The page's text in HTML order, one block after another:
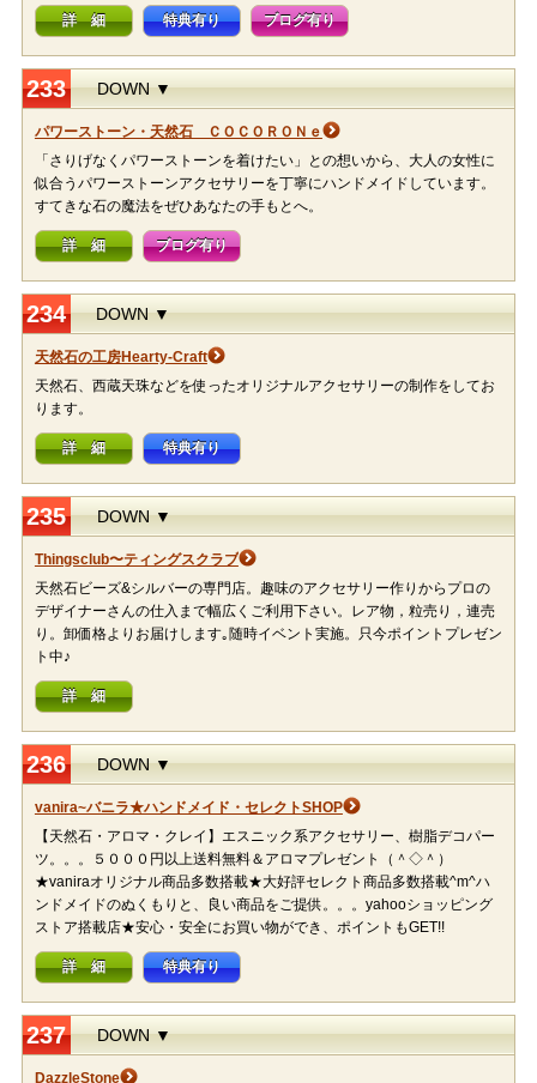
詳 細 特典有り ブログ有り
233 DOWN ▼
パワーストーン・天然石 ＣＯＣＯＲＯＮｅ
「さりげなくパワーストーンを着けたい」との想いから、大人の女性に
似合うパワーストーンアクセサリーを丁寧にハンドメイドしています。
すてきな石の魔法をぜひあなたの手もとへ。
詳 細 ブログ有り
234 DOWN ▼
天然石の工房Hearty-Craft
天然石、西蔵天珠などを使ったオリジナルアクセサリーの制作をしてお
ります。
詳 細 特典有り
235 DOWN ▼
Thingsclub〜ティングスクラブ
天然石ビーズ&シルバーの専門店。趣味のアクセサリー作りからプロの
デザイナーさんの仕入まで幅広くご利用下さい。レア物，粒売り，連売
り。卸価格よりお届けします｡随時イベント実施。只今ポイントプレゼン
ト中♪
詳 細
236 DOWN ▼
vanira~バニラ★ハンドメイド・セレクトSHOP
【天然石・アロマ・クレイ】エスニック系アクセサリー、樹脂デコパー
ツ。。。５０００円以上送料無料＆アロマプレゼント（＾◇＾）
★vaniraオリジナル商品多数搭載★大好評セレクト商品多数搭載^m^ハ
ンドメイドのぬくもりと、良い商品をご提供。。。yahooショッピング
ストア搭載店★安心・安全にお買い物ができ、ポイントもGET!!
詳 細 特典有り
237 DOWN ▼
DazzleStone